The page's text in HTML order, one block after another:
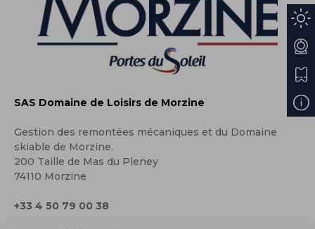
SAS Domaine de Loisirs de Morzine
Gestion des remontées mécaniques et du Domaine
skiable de Morzine.
200 Taille de Mas du Pleney
74110 Morzine
+33 4 50 79 00 38